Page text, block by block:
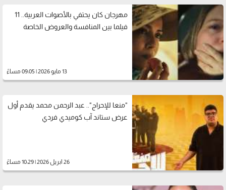
مهرجان كان يحتفي بالأصوات العربية.. 11
فيلما بين المنافسة والعروض الخاصة
13 مايو 2026 | 09:05 مساءً
"منعا للإحراج".. عبد الرحمن محمد يقدم أول
عرض ستاند آب كوميدي فردي
26 ابريل 2026 | 10:29 مساءً